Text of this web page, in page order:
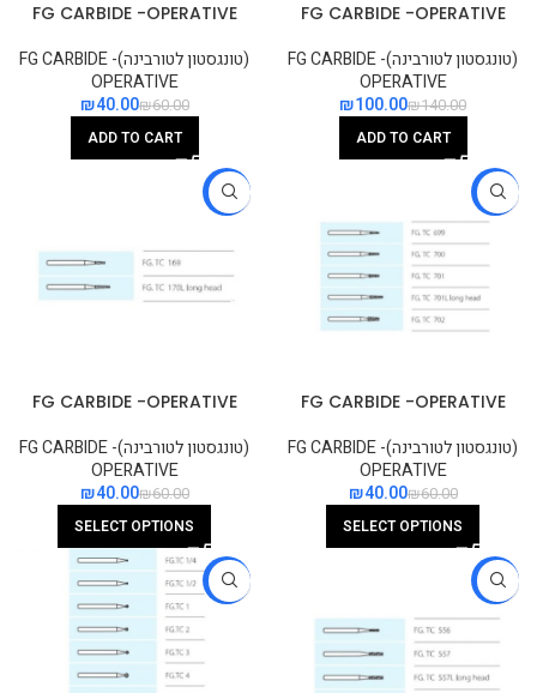
FG CARBIDE -OPERATIVE
CROWN CUTTER(טונגסטון לטורבינה)FG CARBIDE -
OPERATIVE
₪140.00
₪100.00
ADD TO CART
FG CARBIDE -OPERATIVE
(טונגסטון לטורבינה)FG CARBIDE -
OPERATIVE
₪60.00
₪40.00
ADD TO CART
-33%
FG CARBIDE -OPERATIVE
CUT(טונגסטון לטורבינה)FG CARBIDE -
OPERATIVE
₪60.00
₪40.00
SELECT OPTIONS
-33%
FG CARBIDE -OPERATIVE
(טונגסטון לטורבינה)FG CARBIDE -
OPERATIVE
₪60.00
₪40.00
SELECT OPTIONS
-33%
-33%